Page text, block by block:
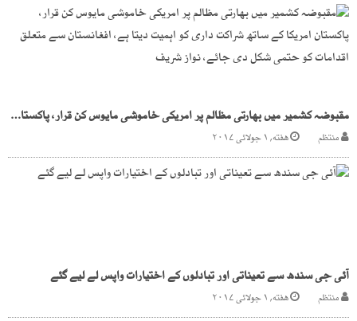
مقبوضہ کشمیر میں بھارتی مظالم پر امریکی خاموشی مایوس کن قرار، پاکستان امریکا کے ساتھ شراکت داری کو اہمیت دیتا ہے، افغانستان سے متعلق اقدامات کو حتمی شکل دی جائے، نواز شریف
منتظم هفته, ۱ جولائی ۲۰۱۷
آئی جی سندھ سے تعیناتی اور تبادلوں کے اختیارات واپس لے لیے گئے
منتظم هفته, ۱ جولائی ۲۰۱۷